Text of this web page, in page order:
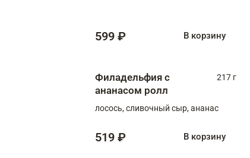
599 ₽ В корзину
Филадельфия с
ананасом ролл
217 г
лосось, сливочный сыр, ананас
519 ₽ В корзину